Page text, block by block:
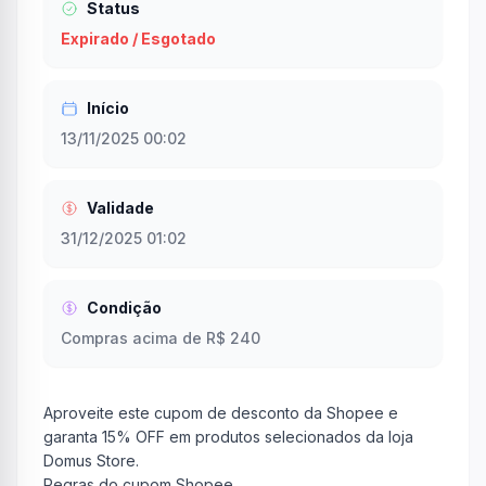
Status
Expirado / Esgotado
Início
13/11/2025 00:02
Validade
31/12/2025 01:02
Condição
Compras acima de R$ 240
Aproveite este cupom de desconto da Shopee e
garanta 15% OFF em produtos selecionados da loja
Domus Store.